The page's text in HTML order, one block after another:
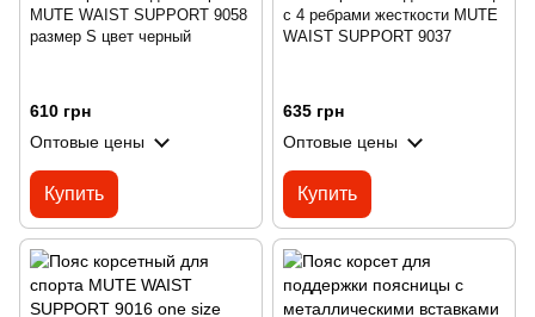
MUTE WAIST SUPPORT 9058
размер S цвет черный
610 грн
Оптовые цены
Купить
с 4 ребрами жесткости MUTE
WAIST SUPPORT 9037
635 грн
Оптовые цены
Купить